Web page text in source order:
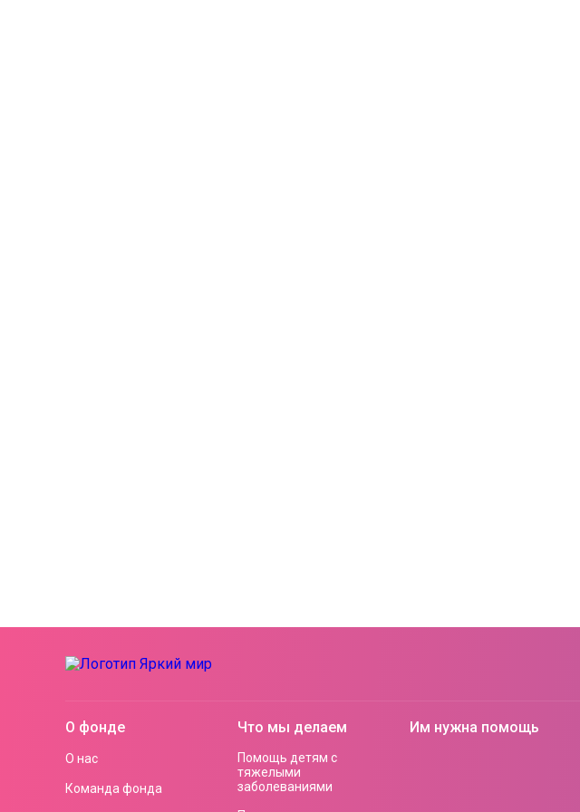
О фонде
О нас
Команда фонда
Что мы делаем
Помощь детям с
тяжелыми
заболеваниями
Им нужна помощь